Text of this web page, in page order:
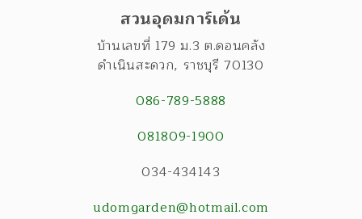
สวนอุดมการ์เด้น
บ้านเลขที่ 179 ม.3 ต.ดอนคลัง
ดำเนินสะดวก, ราชบุรี 70130
086-789-5888
081809-1900
034-434143
udomgarden@hotmail.com